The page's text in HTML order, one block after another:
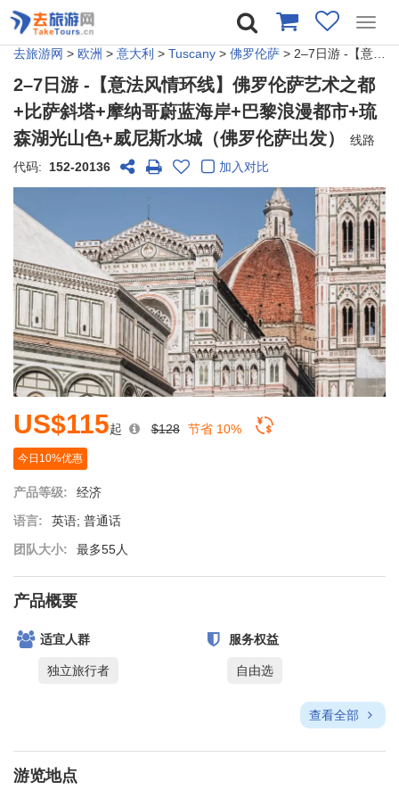
去旅游网 > 欧洲 > 意大利 > Tuscany > 佛罗伦萨 > 2–7日游 -【意法风情环线】佛罗伦萨艺术之都+比萨斜塔+摩纳哥蔚蓝海岸+巴黎浪漫都市+琉森湖光山色+威尼斯水城（佛罗伦萨出发）
2–7日游 -【意法风情环线】佛罗伦萨艺术之都
+比萨斜塔+摩纳哥蔚蓝海岸+巴黎浪漫都市+琉
森湖光山色+威尼斯水城（佛罗伦萨出发）
线路
代码: 152-20136 加入对比
US$115起 $128 节省 10%
今日10%优惠
产品等级:
经济
语言:
英语; 普通话
团队大小:
最多55人
产品概要
适宜人群
独立旅行者
服务权益
自由选
查看全部
游览地点